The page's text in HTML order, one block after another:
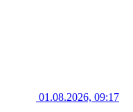
01.08.2026, 09:17